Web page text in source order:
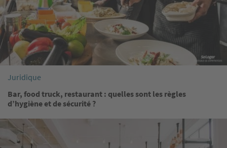
Juridique
Bar, food truck, restaurant : quelles sont les règles
d’hygiène et de sécurité ?
Image